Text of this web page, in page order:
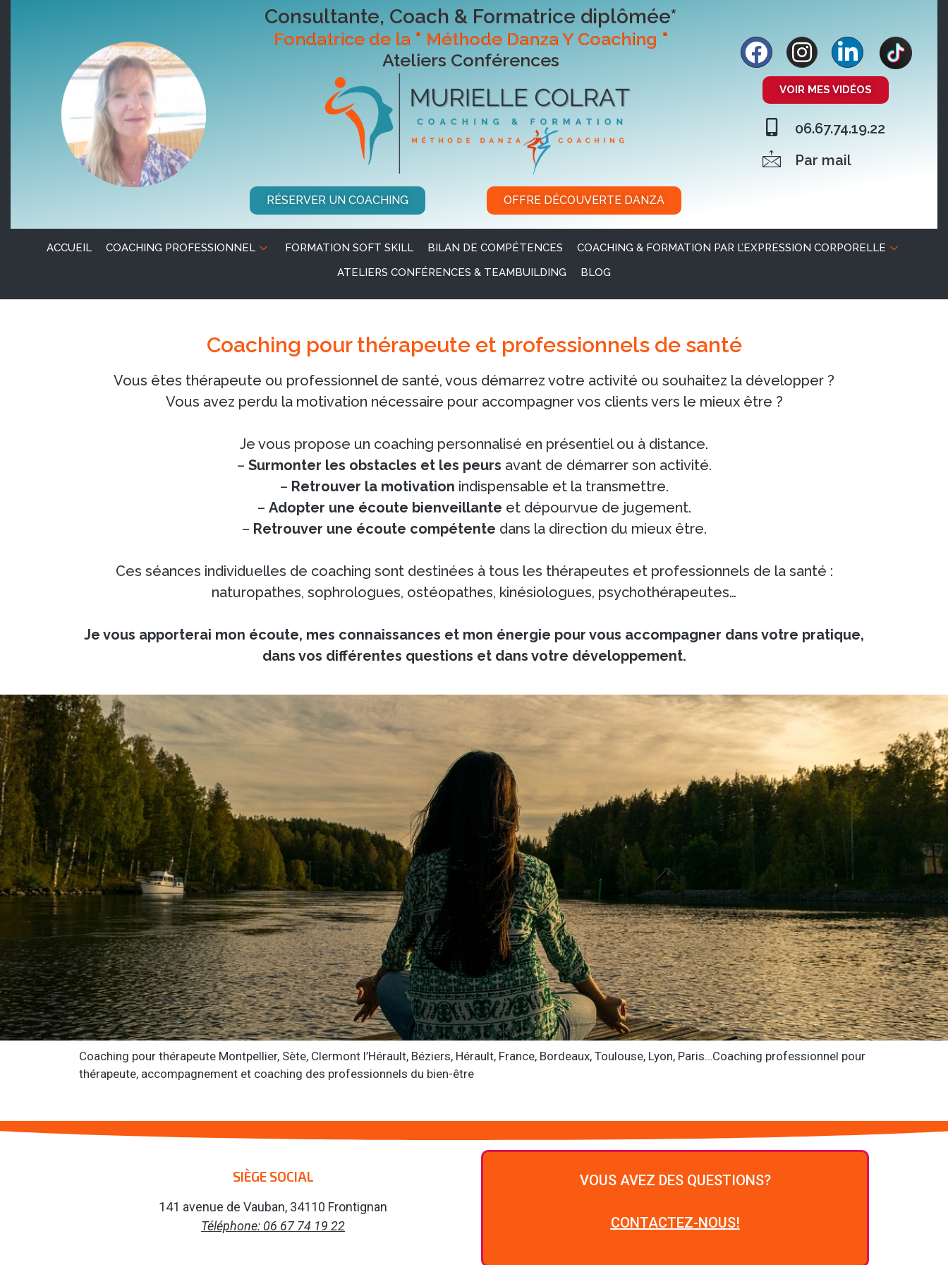
Consultante, Coach & Formatrice diplômée*
Fondatrice de la " Méthode Danza Y Coaching "
Ateliers Conférences
RÉSERVER UN COACHING OFFRE DÉCOUVERTE DANZA
VOIR MES VIDÉOS
06.67.74.19.22
Par mail
ACCUEIL COACHING PROFESSIONNEL FORMATION SOFT SKILL BILAN DE COMPÉTENCES
COACHING & FORMATION PAR L’EXPRESSION CORPORELLE
ATELIERS CONFÉRENCES & TEAMBUILDING
BLOG
Coaching pour thérapeute et professionnels de santé
Vous êtes thérapeute ou professionnel de santé, vous démarrez votre activité ou souhaitez la développer ?
Vous avez perdu la motivation nécessaire pour accompagner vos clients vers le mieux être ?
Je vous propose un coaching personnalisé en présentiel ou à distance.
– Surmonter les obstacles et les peurs avant de démarrer son activité.
– Retrouver la motivation indispensable et la transmettre.
– Adopter une écoute bienveillante et dépourvue de jugement.
– Retrouver une écoute compétente dans la direction du mieux être.
Ces séances individuelles de coaching sont destinées à tous les thérapeutes et professionnels de la santé :
naturopathes, sophrologues, ostéopathes, kinésiologues, psychothérapeutes…
Je vous apporterai mon écoute, mes connaissances et mon énergie pour vous accompagner dans votre pratique,
dans vos différentes questions et dans votre développement.
Coaching pour thérapeute Montpellier, Sète, Clermont l’Hérault, Béziers, Hérault, France, Bordeaux, Toulouse, Lyon, Paris…Coaching professionnel pour
thérapeute, accompagnement et coaching des professionnels du bien-être
SIÈGE SOCIAL
141 avenue de Vauban, 34110 Frontignan
Téléphone: 06 67 74 19 22
VOUS AVEZ DES QUESTIONS?
CONTACTEZ-NOUS!